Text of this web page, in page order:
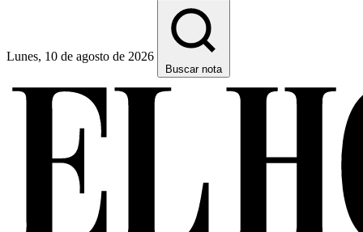
Lunes, 10 de agosto de 2026
Buscar nota